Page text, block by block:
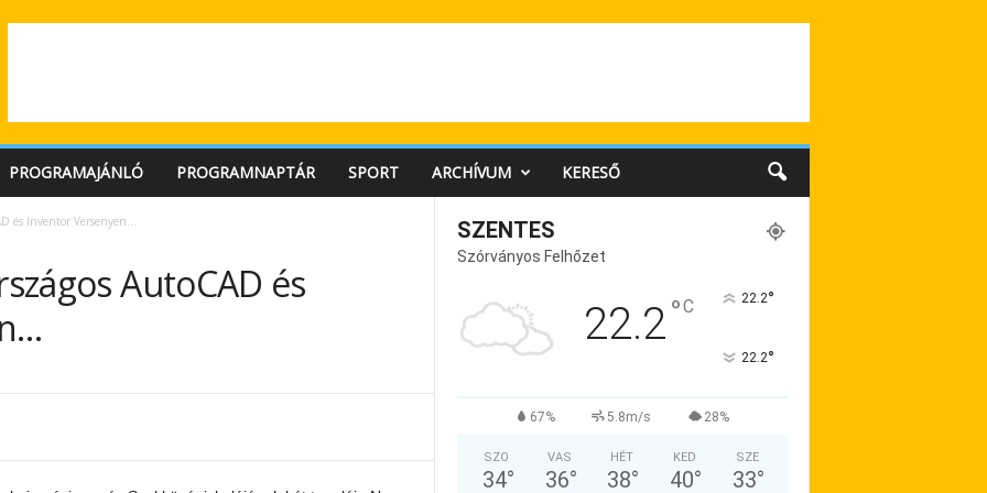
PROGRAMAJÁNLÓ PROGRAMNAPTÁR SPORT ARCHÍVUM KERESŐ
és Inventor Versenyen…
AutoCAD és
SZENTES
Szórványos Felhőzet
22.2°C 22.2°
22.2°
67% 5.8m/s 28%
SZO
34°
VAS
36°
HÉT
38°
KED
40°
SZE
33°